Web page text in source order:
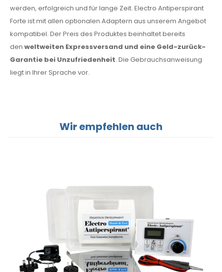
werden, erfolgreich und für lange Zeit. Electro Antiperspirant
Forte ist mit allen optionalen Adaptern aus unserem Angebot
kompatibel. Der Preis des Produktes beinhaltet bereits
den weltweiten Expressversand und eine Geld-zurück-
Garantie bei Unzufriedenheit. Die Gebrauchsanweisung
liegt in Ihrer Sprache vor.
Wir empfehlen auch